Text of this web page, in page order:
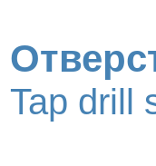
Tap drill